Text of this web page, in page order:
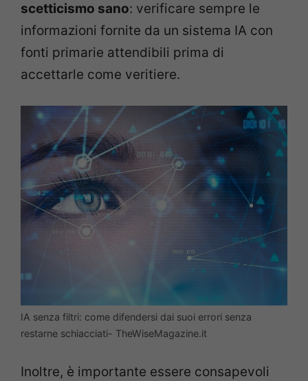
scetticismo sano: verificare sempre le
informazioni fornite da un sistema IA con
fonti primarie attendibili prima di
accettarle come veritiere.
IA senza filtri: come difendersi dai suoi errori senza
restarne schiacciati- TheWiseMagazine.it
Inoltre, è importante essere consapevoli